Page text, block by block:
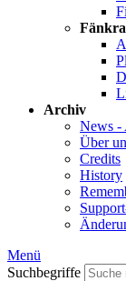
Archiv
News -
Über
Credits
History
Menü
Suchbegriffe